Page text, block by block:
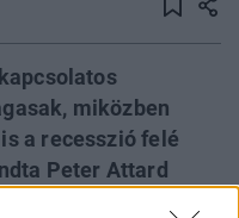
miközben
a recesszió felé
Peter Attard